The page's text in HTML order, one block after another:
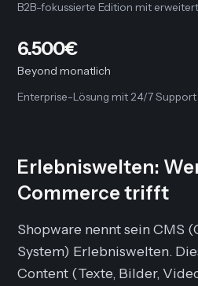
B2B-fokussierte Edition mit
6.500€
Beyond monatlich
Enterprise-Lösung mit 24/7
Erlebniswelten:
Commerce trifft
Shopware nennt sein CMS
System) Erlebniswelten.
Content (Texte, Bilder,